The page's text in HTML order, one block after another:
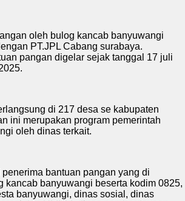
oleh bulog kancab banyuwangi
PT.JPL Cabang surabaya.
pangan digelar sejak tanggal 17 juli
di 217 desa se kabupaten
ini merupakan program pemerintah
oleh dinas terkait.
bantuan pangan yang di
kancab banyuwangi beserta kodim 0825,
banyuwangi, dinas sosial, dinas